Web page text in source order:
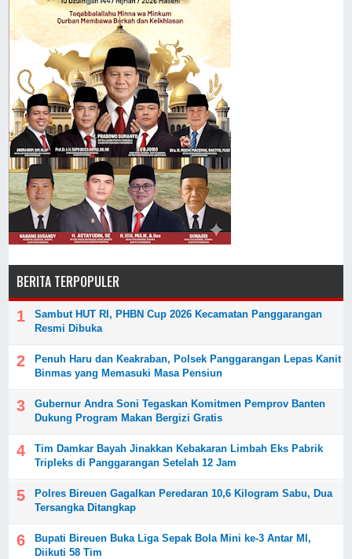
BERITA TERPOPULER
Sambut HUT RI, PHBN Cup 2026 Kecamatan Panggarangan
Resmi Dibuka
Penuh Haru dan Keakraban, Polsek Panggarangan Lepas Kanit
Binmas yang Memasuki Masa Pensiun
Gubernur Andra Soni Tegaskan Komitmen Pemprov Banten
Dukung Program Makan Bergizi Gratis
Tim Damkar Bayah Jinakkan Kebakaran Limbah Eks Pabrik
Tripleks di Panggarangan Setelah 12 Jam
Polres Bireuen Gagalkan Peredaran 10,6 Kilogram Sabu, Dua
Tersangka Ditangkap
Bupati Bireuen Buka Liga Sepak Bola Mini ke-3 Antar MI,
Diikuti 58 Tim